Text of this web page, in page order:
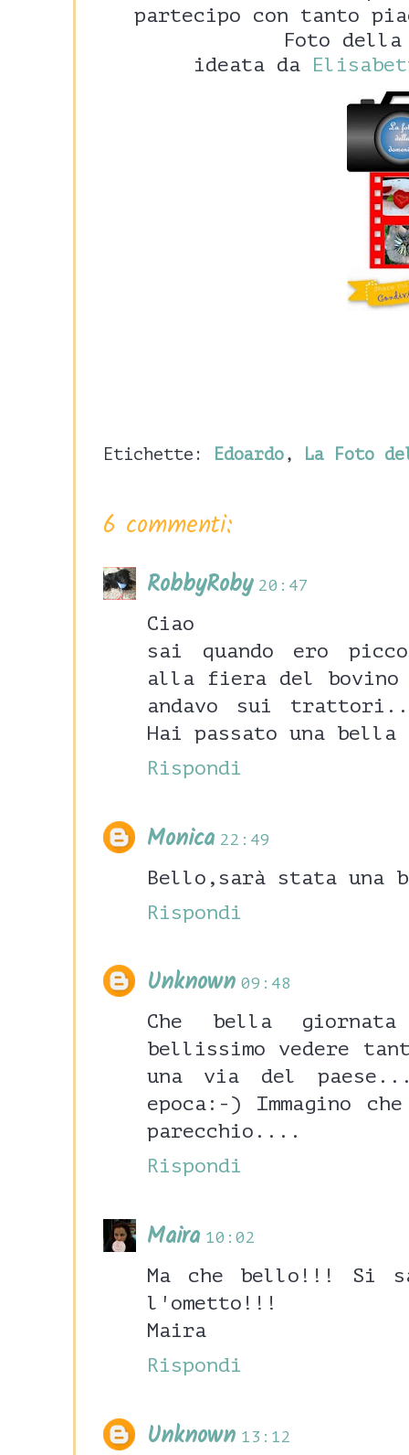
partecipo con tanto
Foto della
ideata da
Etichette: Edoardo , La Foto
6 commenti:
RobbyRoby 20:47
Ciao
sai quando ero
alla fiera del bovino
andavo sui
Hai passato una bella
Rispondi
Monica 22:49
Bello,sarà stata una
Rispondi
Unknown 09:48
Che bella
bellissimo vedere
una via del
epoca:-) Immagino
parecchio....
Rispondi
Maira 10:02
Ma che bello!!! Si
l'ometto!!!
Maira
Rispondi
Unknown 13:12